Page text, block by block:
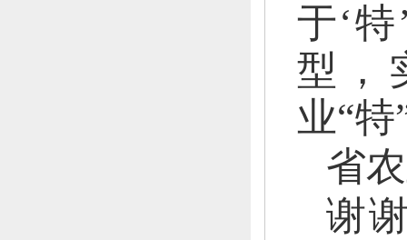
于‘特
型，
业“
省
谢